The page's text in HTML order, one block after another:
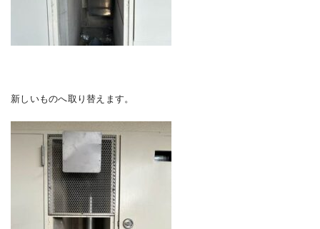
新しいものへ取り替えます。